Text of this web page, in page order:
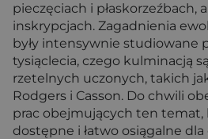
pieczęciach i płaskorzeźbach,
inskrypcjach. Zagadnienia
były intensywnie studiowane
tysiąclecia, czego kulminacją
rzetelnych uczonych, takich
Rodgers i Casson. Do chwili
prac obejmujących ten temat,
dostępne i łatwo osiągalne dla